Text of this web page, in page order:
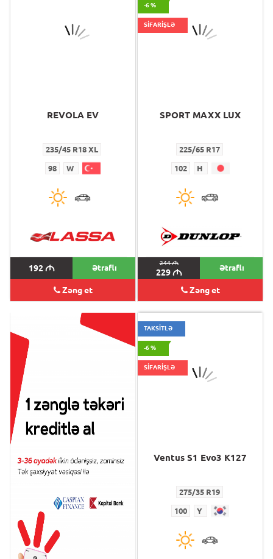
REVOLA EV
235/45 R18 XL
98 W
192M Ətraflı
Zəng et
-6 %
SİFARİŞLƏ
SPORT MAXX LUX
225/65 R17
102 H
244M
229M Ətraflı
Zəng et
Ventus S1 Evo3 K127
100 Y
TAKSİTLƏ
-6 %
SİFARİŞLƏ
Ventus S1 Evo3 K127
275/35 R19
100 Y